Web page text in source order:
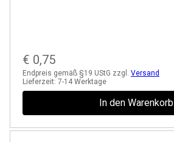
€ 0,75
Endpreis gemäß §19 UStG zzgl. Versand
Lieferzeit: 7-14 Werktage
In den Warenkorb